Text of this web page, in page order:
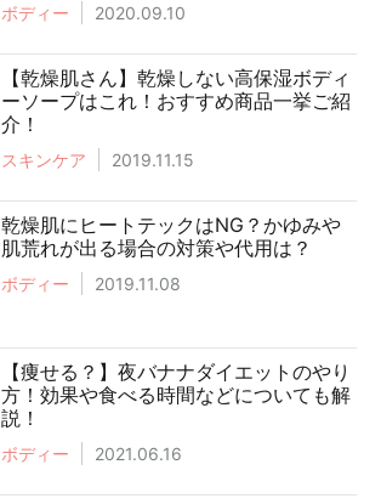
ボディー 2020.09.10
【乾燥肌さん】乾燥しない高保湿ボディ
ーソープはこれ！おすすめ商品一挙ご紹
介！
スキンケア 2019.11.15
乾燥肌にヒートテックはNG？かゆみや
肌荒れが出る場合の対策や代用は？
ボディー 2019.11.08
【痩せる？】夜バナナダイエットのやり
方！効果や食べる時間などについても解
説！
ボディー 2021.06.16